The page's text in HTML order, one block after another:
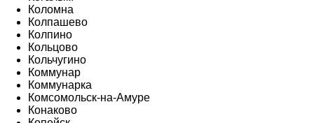
Коломна
Колпашево
Колпино
Кольцово
Кольчугино
Коммунар
Коммунарка
Комсомольск-на-Амуре
Конаково